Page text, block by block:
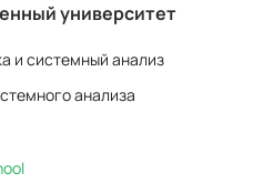
университет
и системный анализ
анализа